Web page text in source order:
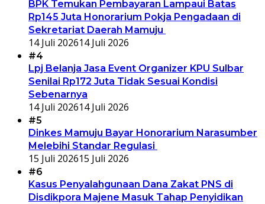
BPK Temukan Pembayaran Lampaui Batas
Rp145 Juta Honorarium Pokja Pengadaan di
Sekretariat Daerah Mamuju
14 Juli 202614 Juli 2026
#4
Lpj Belanja Jasa Event Organizer KPU Sulbar
Senilai Rp172 Juta Tidak Sesuai Kondisi
Sebenarnya
14 Juli 202614 Juli 2026
#5
Dinkes Mamuju Bayar Honorarium Narasumber
Melebihi Standar Regulasi
15 Juli 202615 Juli 2026
#6
Kasus Penyalahgunaan Dana Zakat PNS di
Disdikpora Majene Masuk Tahap Penyidikan